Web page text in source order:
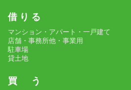
借 り る
マンション・アパート・一戸建て
店舗・事務所他・事業用
駐車場
貸土地
買 う